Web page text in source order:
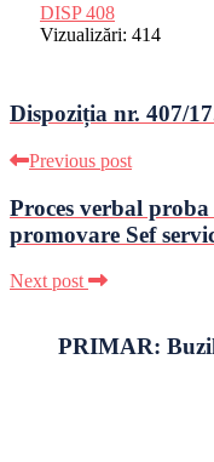
DISP 408
Vizualizări: 414
Dispoziția nr. 407/
Previous post
Proces verbal proba
promovare Sef
Next post
PRIMAR: